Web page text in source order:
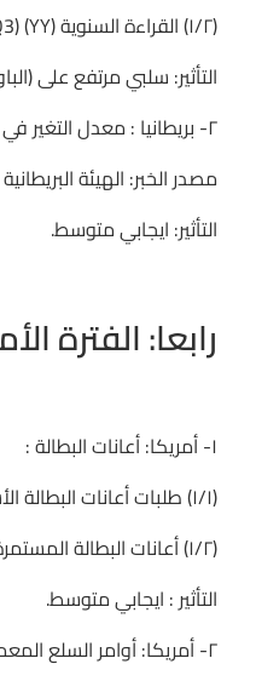
(١/٢) القراءة السنوية (YY) (Q3) : التوقع نمو (٢.١٠℅) كالقراءة السابقة .
التأثير: سلبي مرتفع على
٢- بريطانيا : معدل التغير في المؤشر الخدمي (شهري – أغسطس) : التوقع ارتفاع بنسبة (٠.٨٠℅) أفضل من السابق (٠.٦٠℅).
مصدر الخبر: الهيئة
التأثير: ايجابي متوسط.
رابعا: الفترة
١- أمريكا: أعانات البطالة :
(١/١) طلبات أعانات البطالة الأسبوعية (٢١ أكتوبر): التوقع (٢٥٥) ألف طلب اعانة من السابق (٢٦٠) ألف طلب.
(١/٢) أعانات البطالة المستمرة (١٤ اكتوبر): التوقع (٢.٠٦٨) مليون أعانة بطالة من السابقة (٢.٠٥٧) مليون أعانة بطالة.
التأثير : ايجابي متوسط.
٢- أمريكا: أوامر السلع المعمرة ( شهري سبتمبر):